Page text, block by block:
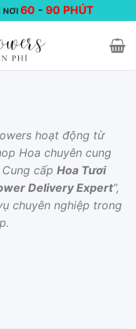
NƠI60 -90 PHÚT
hoạt động từ
Hoa chuyên cung
cấp Hoa Tươi
Delivery Expert“,
chuyên nghiệp trong